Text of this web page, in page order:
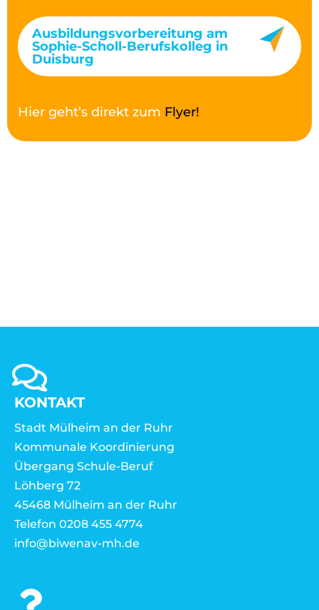
Ausbildungsvorbereitung am
Sophie-Scholl-Berufskolleg in
Duisburg
Hier geht’s direkt zum Flyer!
KONTAKT
Stadt Mülheim an der Ruhr
Kommunale Koordinierung
Übergang Schule-Beruf
Löhberg 72
45468 Mülheim an der Ruhr
Telefon 0208 455 4774
info@biwenav-mh.de